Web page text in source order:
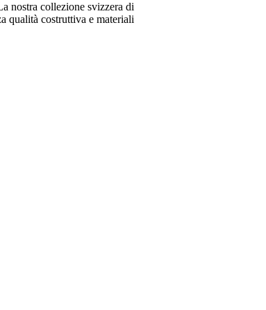
nostra collezione svizzera di
qualità costruttiva e materiali